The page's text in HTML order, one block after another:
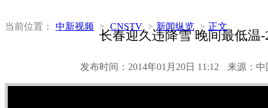
当前位置： 中新视频 > CNSTV > 新闻纵览 > 正文
长春迎久违降雪 晚间最低温
发布时间：2014年01月20日 11:12 来源：中